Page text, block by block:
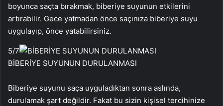
boyunca saçta bırakmak, biberiye suyunun etkilerini
artırabilir. Gece yatmadan önce saçınıza biberiye suyu
uygulayıp, önce yatabilirsiniz.
5/7
BİBERİYE SUYUNUN DURULANMASI
Biberiye suyunu saça uyguladıktan sonra aslında,
durulamak şart değildir. Fakat bu sizin kişisel tercihinize